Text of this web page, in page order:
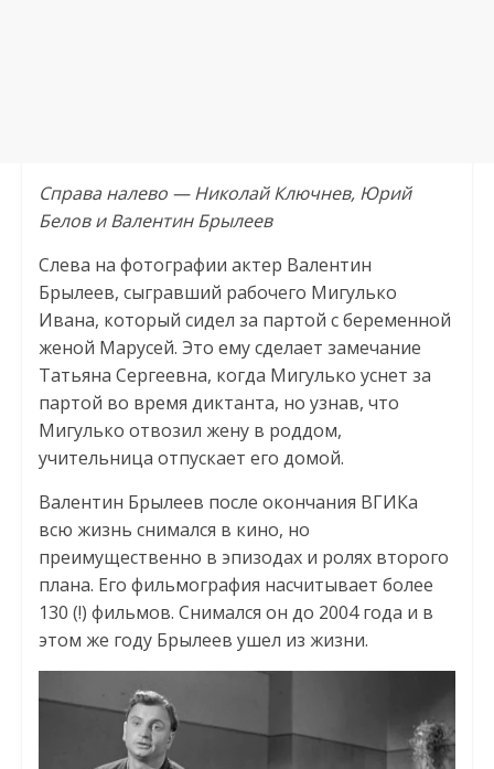
Справа налево — Николай Ключнев, Юрий
Белов и Валентин Брылеев
Слева на фотографии актер Валентин
Брылеев, сыгравший рабочего Мигулько
Ивана, который сидел за партой с беременной
женой Марусей. Это ему сделает замечание
Татьяна Сергеевна, когда Мигулько уснет за
партой во время диктанта, но узнав, что
Мигулько отвозил жену в роддом,
учительница отпускает его домой.
Валентин Брылеев после окончания ВГИКа
всю жизнь снимался в кино, но
преимущественно в эпизодах и ролях второго
плана. Его фильмография насчитывает более
130 (!) фильмов. Снимался он до 2004 года и в
этом же году Брылеев ушел из жизни.